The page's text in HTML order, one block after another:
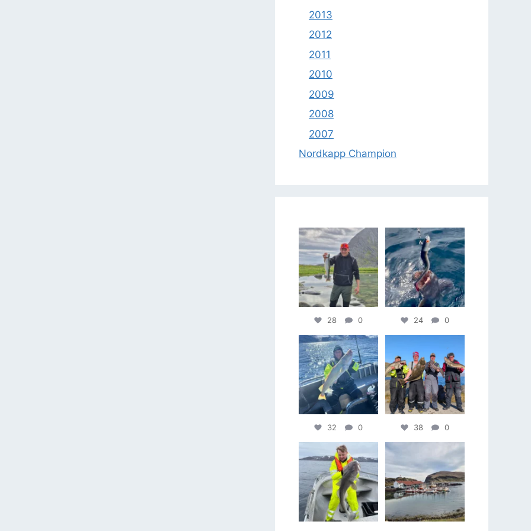
2013
2012
2011
2010
2009
2008
2007
Nordkapp Champion
28
28 0
24 0
24 0
32 0
32 0
0
38 0
39 0 4